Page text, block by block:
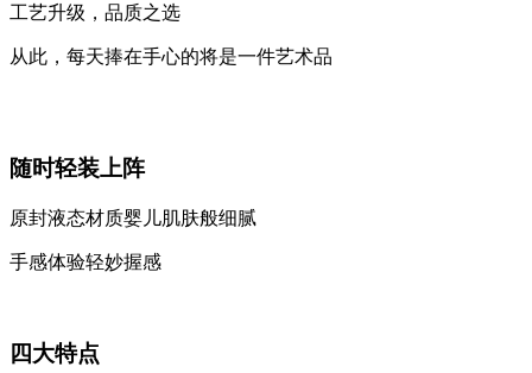
工艺升级，品质之选
从此，每天捧在手心的将是一件艺术品
随时轻装上阵
原封液态材质婴儿肌肤般细腻
手感体验轻妙握感
四大特点